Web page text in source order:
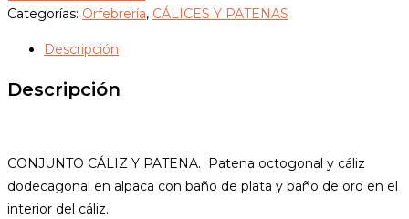
Y
cantidad
Categorías: Orfebrería, CÁLICES Y PATENAS
Descripción
Descripción
CONJUNTO CÁLIZ Y PATENA. Patena octogonal y cáliz
dodecagonal en alpaca con baño de plata y baño de oro en el
interior del cáliz.